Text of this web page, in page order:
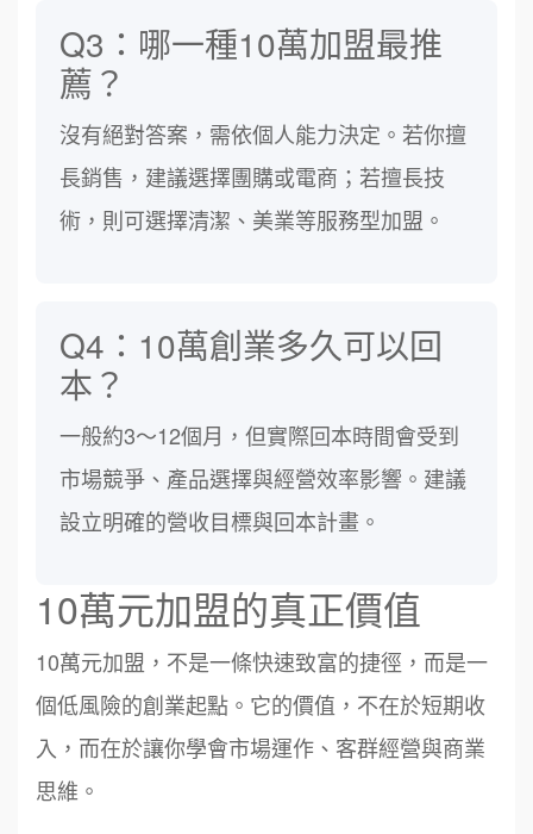
Q3：哪一種10萬加盟最推
薦？
沒有絕對答案，需依個人能力決定。若你擅
長銷售，建議選擇團購或電商；若擅長技
術，則可選擇清潔、美業等服務型加盟。
Q4：10萬創業多久可以回
本？
一般約3～12個月，但實際回本時間會受到
市場競爭、產品選擇與經營效率影響。建議
設立明確的營收目標與回本計畫。
10萬元加盟的真正價值
10萬元加盟，不是一條快速致富的捷徑，而是一
個低風險的創業起點。它的價值，不在於短期收
入，而在於讓你學會市場運作、客群經營與商業
思維。